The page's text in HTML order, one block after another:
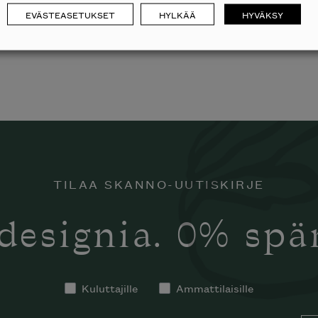
TILAA SKANNO-UUTISKIRJE
0%
Kuluttajille Ammattilaisille
EVÄSTEASETUKSET HYLKÄÄ HYVÄKSY